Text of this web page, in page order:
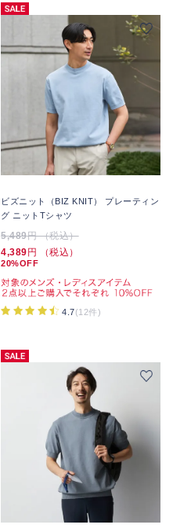
ビズニット（BIZ KNIT） プレーティン
グ ニットTシャツ
5,489円 （税込）
4,389円 （税込）
20%OFF
4.7(12件)